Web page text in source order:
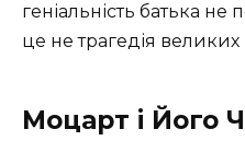
геніальність батька не
це не трагедія
Моцарт і Його